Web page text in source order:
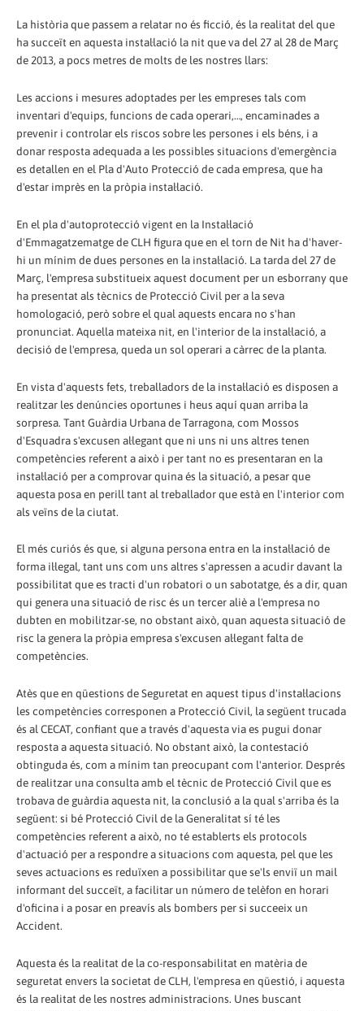
La història que passem a relatar no és ficció, és la realitat del que
ha succeït en aquesta instal·lació la nit que va del 27 al 28 de Març
de 2013, a pocs metres de molts de les nostres llars:
Les accions i mesures adoptades per les empreses tals com
inventari d'equips, funcions de cada operari,…, encaminades a
prevenir i controlar els riscos sobre les persones i els béns, i a
donar resposta adequada a les possibles situacions d'emergència
es detallen en el Pla d'Auto Protecció de cada empresa, que ha
d'estar imprès en la pròpia instal·lació.
En el pla d'autoprotecció vigent en la Instal·lació
d'Emmagatzematge de CLH figura que en el torn de Nit ha d'haver-
hi un mínim de dues persones en la instal·lació. La tarda del 27 de
Març, l'empresa substitueix aquest document per un esborrany que
ha presentat als tècnics de Protecció Civil per a la seva
homologació, però sobre el qual aquests encara no s'han
pronunciat. Aquella mateixa nit, en l'interior de la instal·lació, a
decisió de l'empresa, queda un sol operari a càrrec de la planta.
En vista d'aquests fets, treballadors de la instal·lació es disposen a
realitzar les denúncies oportunes i heus aquí quan arriba la
sorpresa. Tant Guàrdia Urbana de Tarragona, com Mossos
d'Esquadra s'excusen al·legant que ni uns ni uns altres tenen
competències referent a això i per tant no es presentaran en la
instal·lació per a comprovar quina és la situació, a pesar que
aquesta posa en perill tant al treballador que està en l'interior com
als veïns de la ciutat.
El més curiós és que, si alguna persona entra en la instal·lació de
forma il·legal, tant uns com uns altres s'apressen a acudir davant la
possibilitat que es tracti d'un robatori o un sabotatge, és a dir, quan
qui genera una situació de risc és un tercer aliè a l'empresa no
dubten en mobilitzar-se, no obstant això, quan aquesta situació de
risc la genera la pròpia empresa s'excusen al·legant falta de
competències.
Atès que en qüestions de Seguretat en aquest tipus d'instal·lacions
les competències corresponen a Protecció Civil, la següent trucada
és al CECAT, confiant que a través d'aquesta via es pugui donar
resposta a aquesta situació. No obstant això, la contestació
obtinguda és, com a mínim tan preocupant com l'anterior. Després
de realitzar una consulta amb el tècnic de Protecció Civil que es
trobava de guàrdia aquesta nit, la conclusió a la qual s'arriba és la
següent: si bé Protecció Civil de la Generalitat sí té les
competències referent a això, no té establerts els protocols
d'actuació per a respondre a situacions com aquesta, pel que les
seves actuacions es reduïxen a possibilitar que se'ls enviï un mail
informant del succeït, a facilitar un número de telèfon en horari
d'oficina i a posar en preavís als bombers per si succeeix un
Accident.
Aquesta és la realitat de la co-responsabilitat en matèria de
seguretat envers la societat de CLH, l'empresa en qüestió, i aquesta
és la realitat de les nostres administracions. Unes buscant